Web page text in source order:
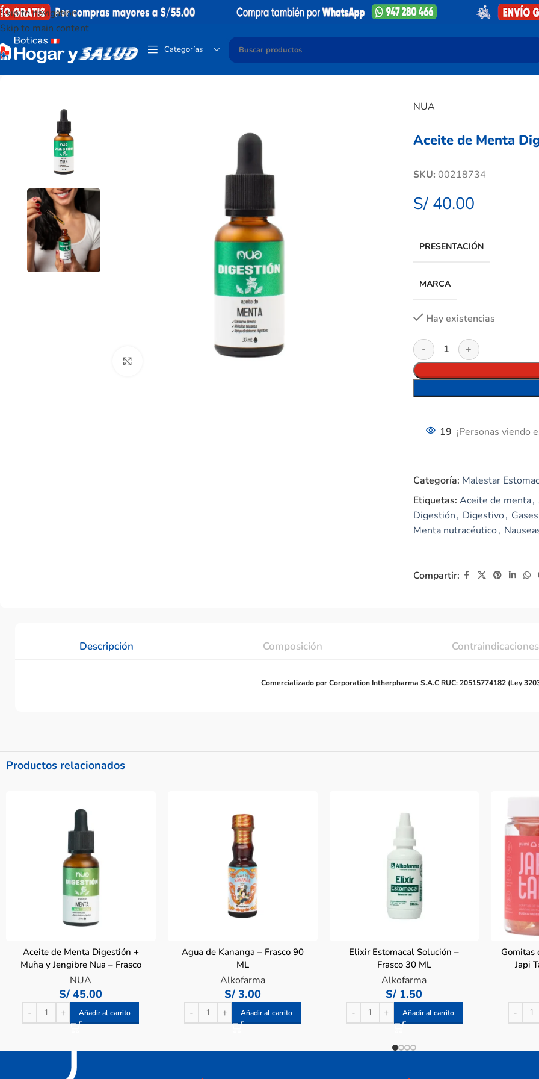
Skip to navigation
Skip to main content
Categorías
NUA
Aceite de Menta
SKU: 00218734
S/40.00
PRESENTACIÓN
MARCA
Hay existencias
19 ¡Personas viendo
Categoría: Malestar
Etiquetas: Aceite de menta,
Digestión, Digestivo, Gases
Menta nutracéutico,
Compartir:
Descripción Composición Contraindicaciones
Comercializado por Corporation Intherpharma S.A.C RUC: 20515774182 (Ley
Productos relacionados
Aceite de Menta Digestión +
Muña y Jengibre Nua – Frasco
30 ML
NUA
S/ 45.00
Añadir al carrito
Agua de Kananga – Frasco 90
ML
Alkofarma
S/3.00
Añadir al carrito
Elixir Estomacal Solución –
Frasco 30 ML
Alkofarma
S/ 1.50
Añadir al carrito
Gomitas
Japi